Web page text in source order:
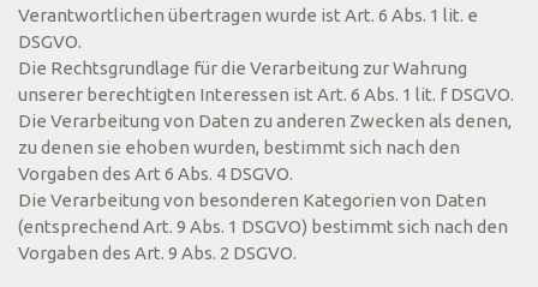
Verantwortlichen übertragen wurde ist Art. 6 Abs. 1 lit. e
DSGVO.
Die Rechtsgrundlage für die Verarbeitung zur Wahrung
unserer berechtigten Interessen ist Art. 6 Abs. 1 lit. f DSGVO.
Die Verarbeitung von Daten zu anderen Zwecken als denen,
zu denen sie ehoben wurden, bestimmt sich nach den
Vorgaben des Art 6 Abs. 4 DSGVO.
Die Verarbeitung von besonderen Kategorien von Daten
(entsprechend Art. 9 Abs. 1 DSGVO) bestimmt sich nach den
Vorgaben des Art. 9 Abs. 2 DSGVO.